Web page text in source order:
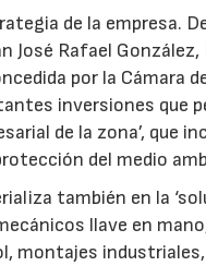
de la empresa.
José Rafael
por la Cámara
inversiones que
de la zona’, que
del medio
también en la
llave en
montajes